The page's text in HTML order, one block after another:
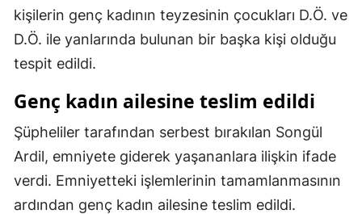
Muş
Rize
Sakarya
kişilerin genç kadının teyzesinin çocukları D.Ö. ve
D.Ö. ile yanlarında bulunan bir başka kişi olduğu
tespit edildi.
Genç kadın ailesine teslim edildi
Şüpheliler tarafından serbest bırakılan Songül
Ardil, emniyete giderek yaşananlara ilişkin ifade
verdi. Emniyetteki işlemlerinin tamamlanmasının
ardından genç kadın ailesine teslim edildi.